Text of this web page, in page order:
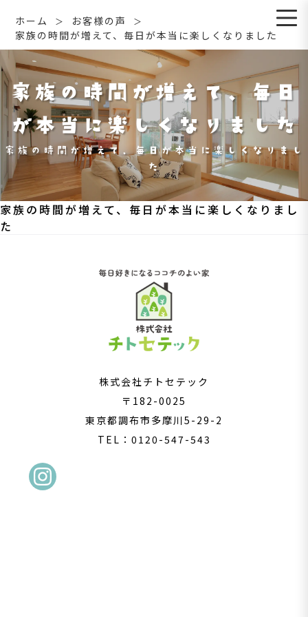
ホーム
お客様の声
家族の時間が増えて、毎日が本当に楽しくなりました
家族の時間が増えて、毎日
が本当に楽しくなりました
家族の時間が増えて、毎日が本当に楽しくなりまし
た
家族の時間が増えて、毎日が本当に楽しくなりまし
た
株式会社チトセテック
〒182-0025
東京都調布市多摩川5-29-2
TEL：0120-547-543